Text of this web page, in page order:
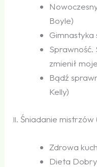
Boyle)
Gimnastyka
Sprawność.
zmienił
Bądź
Kelly)
II. Śniadanie
Zdrowa
Dieta